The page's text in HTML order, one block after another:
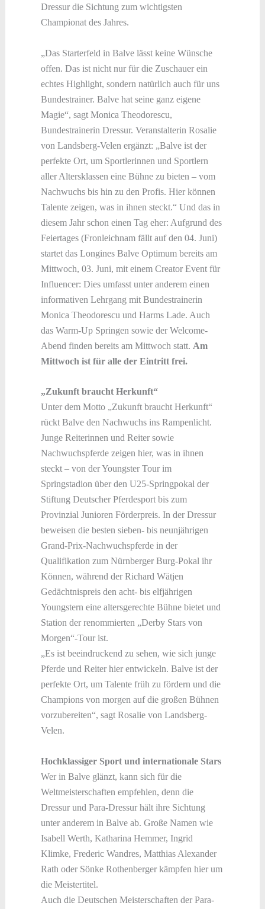
Dressur die Sichtung zum wichtigsten
Championat des Jahres.
„Das Starterfeld in Balve lässt keine Wünsche
offen. Das ist nicht nur für die Zuschauer ein
echtes Highlight, sondern natürlich auch für uns
Bundestrainer. Balve hat seine ganz eigene
Magie“, sagt Monica Theodorescu,
Bundestrainerin Dressur. Veranstalterin Rosalie
von Landsberg-Velen ergänzt: „Balve ist der
perfekte Ort, um Sportlerinnen und Sportlern
aller Altersklassen eine Bühne zu bieten – vom
Nachwuchs bis hin zu den Profis. Hier können
Talente zeigen, was in ihnen steckt.“ Und das in
diesem Jahr schon einen Tag eher: Aufgrund des
Feiertages (Fronleichnam fällt auf den 04. Juni)
startet das Longines Balve Optimum bereits am
Mittwoch, 03. Juni, mit einem Creator Event für
Influencer: Dies umfasst unter anderem einen
informativen Lehrgang mit Bundestrainerin
Monica Theodorescu und Harms Lade. Auch
das Warm-Up Springen sowie der Welcome-
Abend finden bereits am Mittwoch statt. Am
Mittwoch ist für alle der Eintritt frei.
„Zukunft braucht Herkunft“
Unter dem Motto „Zukunft braucht Herkunft“
rückt Balve den Nachwuchs ins Rampenlicht.
Junge Reiterinnen und Reiter sowie
Nachwuchspferde zeigen hier, was in ihnen
steckt – von der Youngster Tour im
Springstadion über den U25-Springpokal der
Stiftung Deutscher Pferdesport bis zum
Provinzial Junioren Förderpreis. In der Dressur
beweisen die besten sieben- bis neunjährigen
Grand-Prix-Nachwuchspferde in der
Qualifikation zum Nürnberger Burg-Pokal ihr
Können, während der Richard Wätjen
Gedächtnispreis den acht- bis elfjährigen
Youngstern eine altersgerechte Bühne bietet und
Station der renommierten „Derby Stars von
Morgen“-Tour ist.
„Es ist beeindruckend zu sehen, wie sich junge
Pferde und Reiter hier entwickeln. Balve ist der
perfekte Ort, um Talente früh zu fördern und die
Champions von morgen auf die großen Bühnen
vorzubereiten“, sagt Rosalie von Landsberg-
Velen.
Hochklassiger Sport und internationale Stars
Wer in Balve glänzt, kann sich für die
Weltmeisterschaften empfehlen, denn die
Dressur und Para-Dressur hält ihre Sichtung
unter anderem in Balve ab. Große Namen wie
Isabell Werth, Katharina Hemmer, Ingrid
Klimke, Frederic Wandres, Matthias Alexander
Rath oder Sönke Rothenberger kämpfen hier um
die Meistertitel.
Auch die Deutschen Meisterschaften der Para-